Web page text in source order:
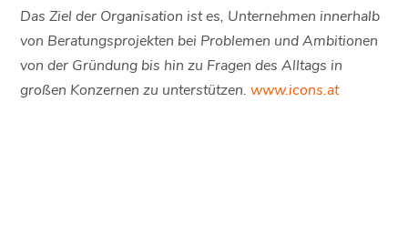
Das Ziel der Organisation ist es, Unternehmen innerhalb
von Beratungsprojekten bei Problemen und Ambitionen
von der Gründung bis hin zu Fragen des Alltags in
großen Konzernen zu unterstützen.www.icons.at